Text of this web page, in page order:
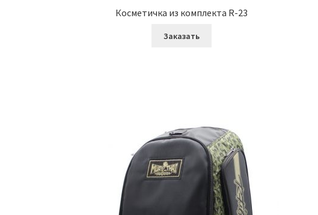
Косметичка из комплекта R-23
Заказать